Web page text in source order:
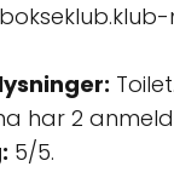
Toilet.
har 2
5/5.